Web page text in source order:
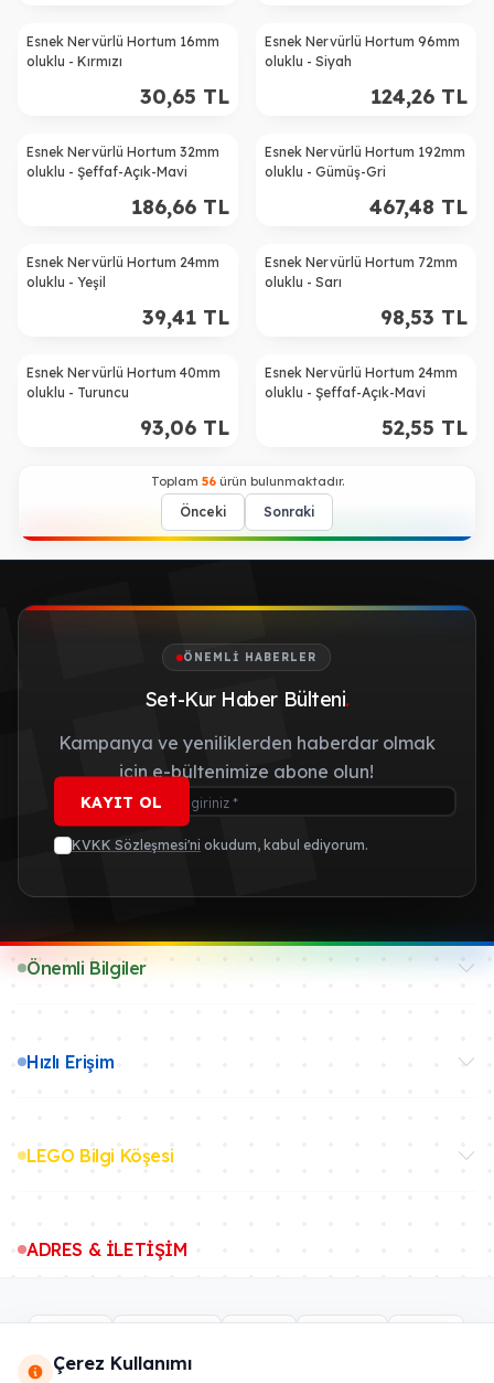
Esnek Nervürlü Hortum 16mm
oluklu - Kırmızı
30,65 TL
Esnek Nervürlü Hortum 96mm
oluklu - Siyah
124,26 TL
Esnek Nervürlü Hortum 32mm
oluklu - Şeffaf-Açık-Mavi
186,66 TL
Esnek Nervürlü Hortum 192mm
oluklu - Gümüş-Gri
467,48 TL
Esnek Nervürlü Hortum 24mm
oluklu - Yeşil
39,41 TL
Esnek Nervürlü Hortum 72mm
oluklu - Sarı
98,53 TL
Esnek Nervürlü Hortum 40mm
oluklu - Turuncu
93,06 TL
Esnek Nervürlü Hortum 24mm
oluklu - Şeffaf-Açık-Mavi
52,55 TL
Toplam 56ürün bulunmaktadır.
Önceki Sonraki
ÖNEMLI HABERLER
Set-Kur Haber Bülteni.
Kampanya ve yeniliklerden haberdar olmak
için e-bültenimize abone olun!
KAYIT OL
KVKK Sözleşmesi'ni okudum, kabul ediyorum.
Önemli Bilgiler
Hızlı Erişim
LEGO Bilgi Köşesi
ADRES & İLETİŞİM
Çerez Kullanımı